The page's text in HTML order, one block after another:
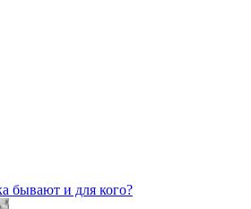
бывают и для кого?